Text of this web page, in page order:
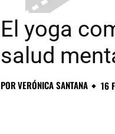
El yoga
salud
PORVERÓNICA SANTANA 16